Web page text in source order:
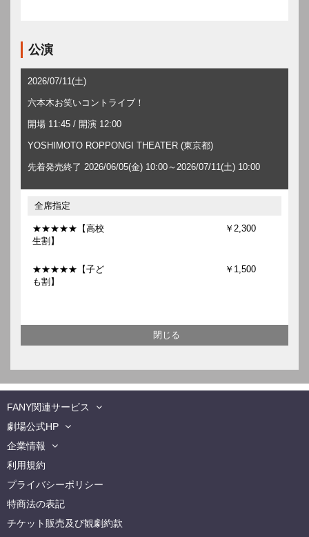
公演
2026/07/11(土)
六本木お笑いコントライブ！
開場 11:45 / 開演 12:00
YOSHIMOTO ROPPONGI THEATER (東京都)
先着発売終了 2026/06/05(金) 10:00～2026/07/11(土) 10:00
全席指定
★★★★★【高校
生割】
￥2,300
★★★★★【子ど
も割】
￥1,500
FANY関連サービス
劇場公式HP
企業情報
利用規約
プライバシーポリシー
特商法の表記
チケット販売及び観劇約款